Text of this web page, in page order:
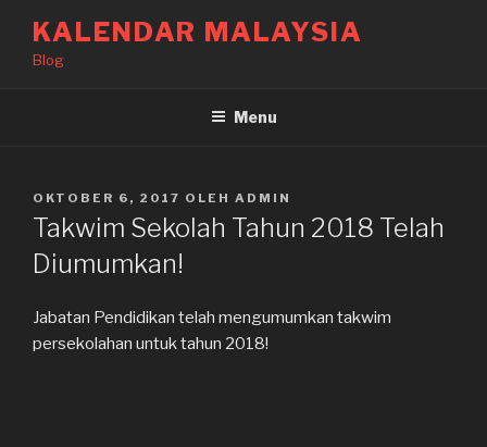
kandungan
KALENDAR MALAYSIA
Blog
Menu
DIKIRIM
PADA
OKTOBER 6, 2017 OLEH ADMIN
Takwim Sekolah Tahun 2018 Telah
Diumumkan!
Jabatan Pendidikan telah mengumumkan takwim
persekolahan untuk tahun 2018!